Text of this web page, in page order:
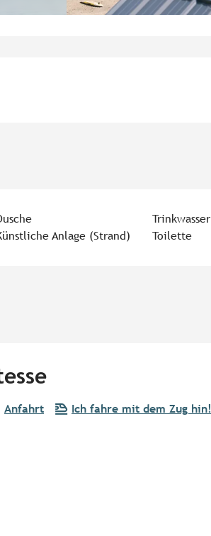
Trinkwasser
Anlage (Strand) Toilette
Anfahrt Ich fahre mit dem Zug hin!